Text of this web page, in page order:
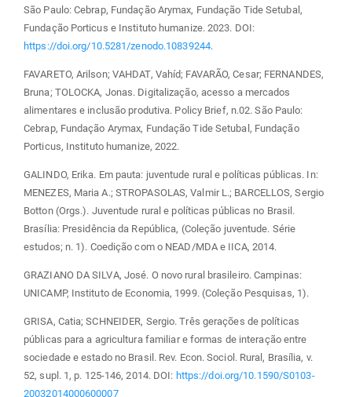
São Paulo: Cebrap, Fundação Arymax, Fundação Tide Setubal,
Fundação Porticus e Instituto humanize. 2023. DOI:
https://doi.org/10.5281/zenodo.10839244.
FAVARETO, Arilson; VAHDAT, Vahíd; FAVARÃO, Cesar; FERNANDES,
Bruna; TOLOCKA, Jonas. Digitalização, acesso a mercados
alimentares e inclusão produtiva. Policy Brief, n.02. São Paulo:
Cebrap, Fundação Arymax, Fundação Tide Setubal, Fundação
Porticus, Instituto humanize, 2022.
GALINDO, Erika. Em pauta: juventude rural e políticas públicas. In:
MENEZES, Maria A.; STROPASOLAS, Valmir L.; BARCELLOS, Sergio
Botton (Orgs.). Juventude rural e políticas públicas no Brasil.
Brasília: Presidência da República, (Coleção juventude. Série
estudos; n. 1). Coedição com o NEAD/MDA e IICA, 2014.
GRAZIANO DA SILVA, José. O novo rural brasileiro. Campinas:
UNICAMP, Instituto de Economia, 1999. (Coleção Pesquisas, 1).
GRISA, Catia; SCHNEIDER, Sergio. Três gerações de políticas
públicas para a agricultura familiar e formas de interação entre
sociedade e estado no Brasil. Rev. Econ. Sociol. Rural, Brasília, v.
52, supl. 1, p. 125-146, 2014. DOI: https://doi.org/10.1590/S0103-
20032014000600007